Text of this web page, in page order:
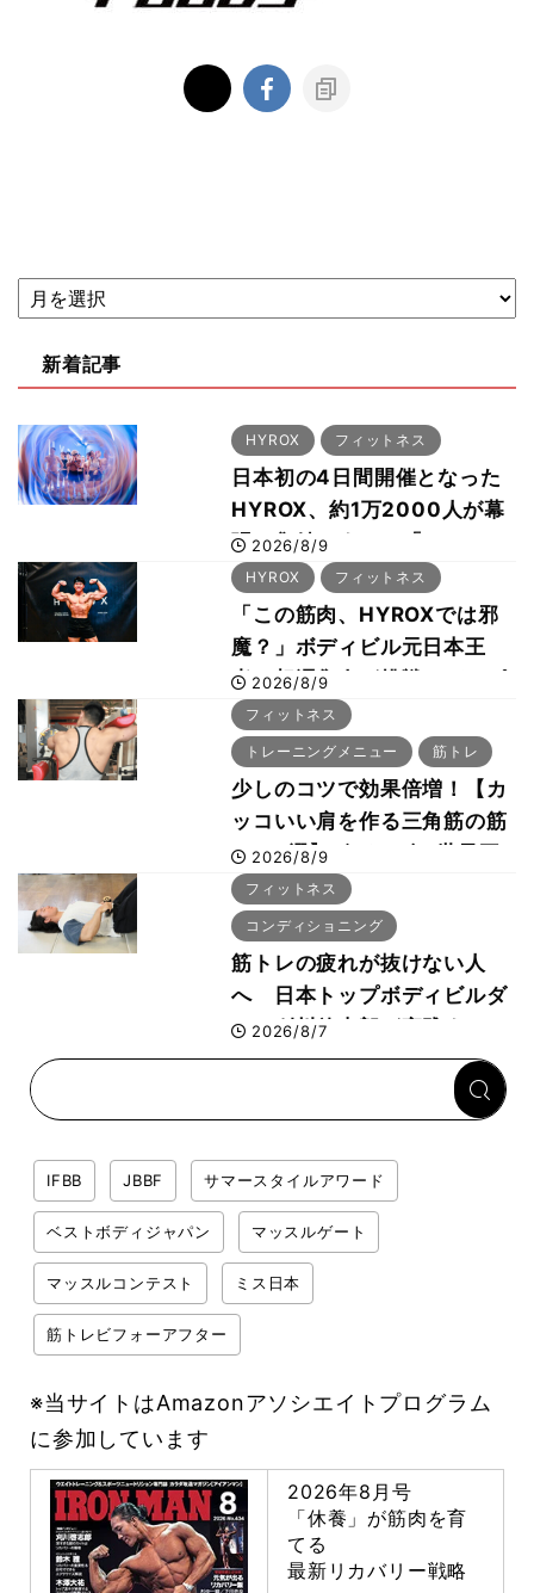
新着記事
HYROX フィットネス
日本初の4日間開催となった
HYROX、約1万2000人が幕
張に集結 すでに「2028、
29年の大会も準備」
2026/8/9
HYROX フィットネス
「この筋肉、HYROXでは邪
魔？」ボディビル元日本王
者・相澤隼人が挑戦 バーピ
ーでは驚異の種目2位
2026/8/9
フィットネス
トレーニングメニュー 筋トレ
少しのコツで効果倍増！【カ
ッコいい肩を作る三角筋の筋
トレ6選】ボディビル世界王
者が解説！
2026/8/9
フィットネス
コンディショニング
筋トレの疲れが抜けない人
へ 日本トップボディビルダ
ー・刈川啓志郎が実践する
「回復習慣」
2026/8/7
IFBB JBBF サマースタイルアワード
ベストボディジャパン マッスルゲート
マッスルコンテスト ミス日本
筋トレビフォーアフター
※当サイトはAmazonアソシエイトプログラム
に参加しています
2026年8月号
「休養」が筋肉を育
てる
最新リカバリー戦略